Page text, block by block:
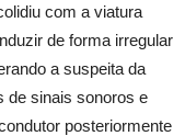
com a viatura
de forma irregular
a suspeita da
de sinais sonoros e
posteriormente